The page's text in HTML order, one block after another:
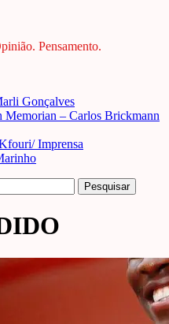
Pensamento.
Gonçalves
Memorian – Carlos Brickmann
Imprensa